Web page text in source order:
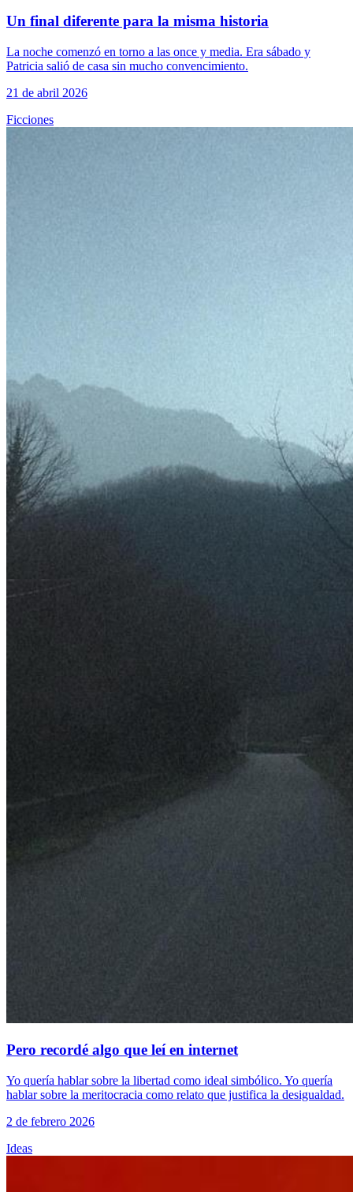
Un final diferente para la misma historia
La noche comenzó en torno a las once y media. Era sábado y
Patricia salió de casa sin mucho convencimiento.
21 de abril 2026
Ficciones
Pero recordé algo que leí en internet
Yo quería hablar sobre la libertad como ideal simbólico. Yo quería
hablar sobre la meritocracia como relato que justifica la desigualdad.
2 de febrero 2026
Ideas